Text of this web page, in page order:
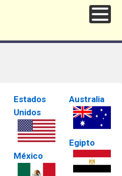
Estados
Unidos
México
Australia
Egipto